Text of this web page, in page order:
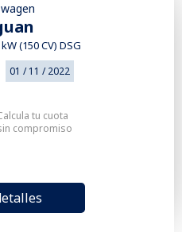
(150 CV) DSG
01 / 11 / 2022
tu cuota
compromiso